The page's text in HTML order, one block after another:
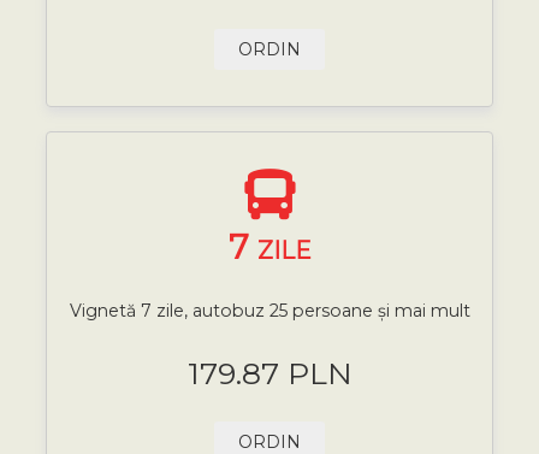
ORDIN
7 ZILE
Vignetă 7 zile, autobuz 25 persoane și mai mult
179.87 PLN
ORDIN